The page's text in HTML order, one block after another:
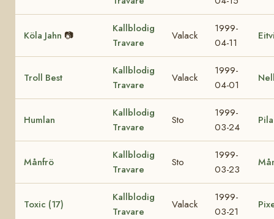
Köla Jahn 📷
Kallblodig
Travare
Valack
1999-
04-11
Troll Best
Kallblodig
Travare
Valack
1999-
04-01
Humlan
Kallblodig
Travare
Sto
1999-
03-24
Månfrö
Kallblodig
Travare
Sto
1999-
03-23
Toxic (17)
Kallblodig
Travare
Valack
1999-
03-21